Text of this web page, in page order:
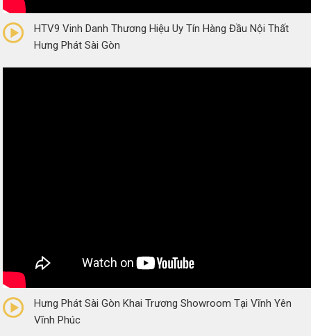
(0 Reviews)
HTV9 Vinh Danh Thương Hiệu Uy Tín Hàng Đầu Nội Thất
Hưng Phát Sài Gòn
(0 Reviews)
Hưng Phát Sài Gòn Khai Trương Showroom Tại Vĩnh Yên
Vĩnh Phúc